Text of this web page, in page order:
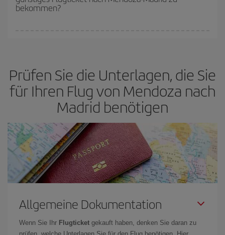
bekommen?
früherSie Ihre Flüge buchen. Wenn Sie außerdem bei der Suche
nach Flügen die Reisedaten und -zeiten ein wenig offen lassen,
können Sie unter
den günstigsten Preisen wählen.
Prüfen Sie die Unterlagen, die Sie
für Ihren Flug von Mendoza nach
Madrid benötigen
Allgemeine Dokumentation
Wenn Sie Ihr Flugticket gekauft haben, denken Sie daran zu